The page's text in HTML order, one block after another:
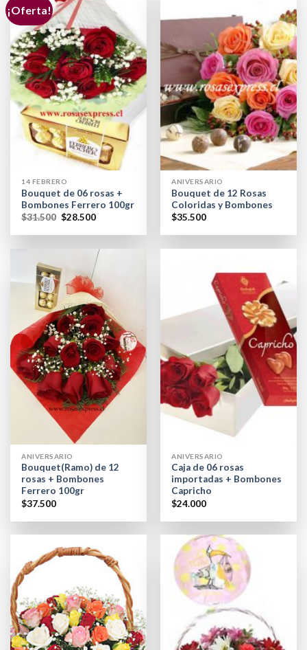
¡Oferta!
14 FEBRERO
Bouquet de 06 rosas +
Bombones Ferrero 100gr
$31.500 $28.500
ANIVERSARIO
Bouquet de 12 Rosas
Coloridas y Bombones
$35.500
ANIVERSARIO
Bouquet(Ramo) de 12
rosas + Bombones
Ferrero 100gr
$37.500
ANIVERSARIO
Caja de 06 rosas
importadas + Bombones
Capricho
$24.000